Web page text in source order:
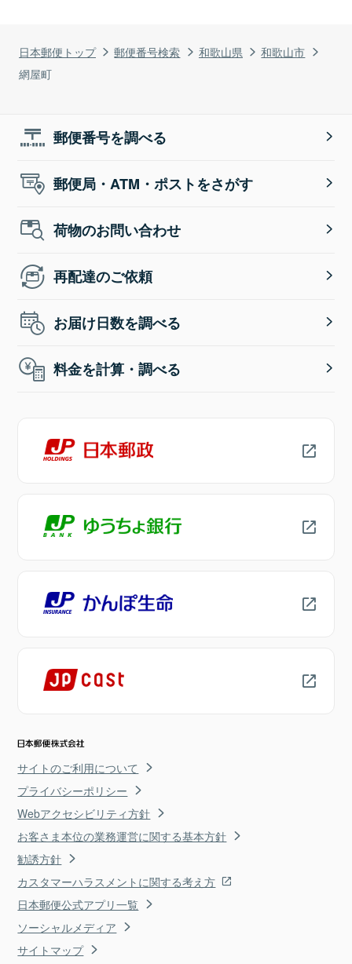
日本郵便トップ 郵便番号検索 和歌山県
和歌山市
網屋町
郵便番号を調べる
郵便局・ATM・ポストをさがす
荷物のお問い合わせ
再配達のご依頼
お届け日数を調べる
料金を計算・調べる
サイトのご利用について
プライバシーポリシー
Webアクセシビリティ方針
お客さま本位の業務運営に関する基本方針
勧誘方針
カスタマーハラスメントに関する考え方
日本郵便公式アプリ一覧
ソーシャルメディア
サイトマップ